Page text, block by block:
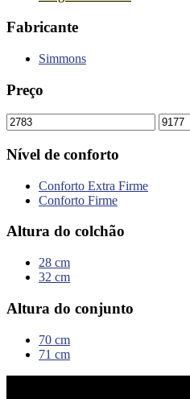
Fabricante
Simmons
Preço
Nível de conforto
Conforto Extra Firme
Conforto Firme
Altura do colchão
28 cm
32 cm
Altura do conjunto
70 cm
71 cm